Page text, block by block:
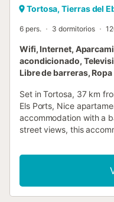
Tortosa, Tierras del
6 pers. 3 dormitorios
Wifi, Internet,
acondicionado,
Libre de barreras,
Set in Tortosa, 37 km
Els Ports, Nice
accommodation with a
street views, this